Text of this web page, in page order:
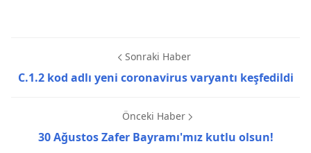
Sonraki Haber
C.1.2 kod adlı yeni coronavirus varyantı keşfedildi
Önceki Haber
30 Ağustos Zafer Bayramı'mız kutlu olsun!